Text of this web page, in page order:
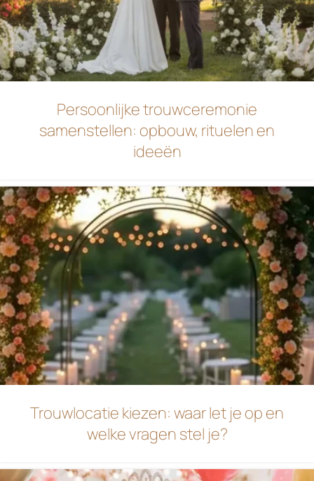
Persoonlijke trouwceremonie
samenstellen: opbouw, rituelen en
ideeën
Trouwlocatie kiezen: waar let je op en
welke vragen stel je?